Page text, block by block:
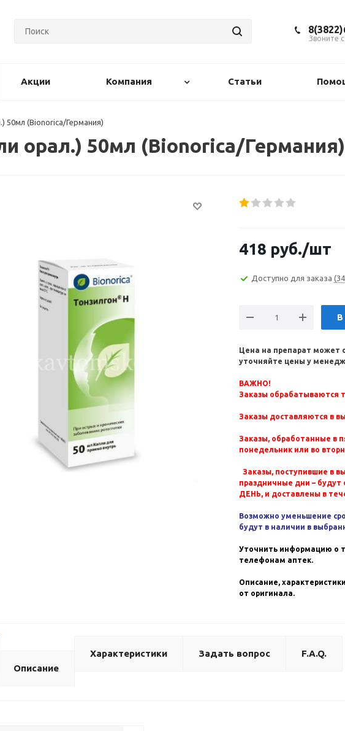
Звоните
Акции Компания Статьи
50мл (Bionorica/Германия)
орал.) 50мл (Bionorica/Германия)
418 руб./шт
Доступно для заказа
В
Цена на препарат может
уточняйте цены у
ВАЖНО!
Заказы обрабатываются
Заказы доставляются в
Заказы, обработанные в
понедельник или во
Заказы, поступившие в
праздничные дни –
ДЕНЬ, и доставлены в
Возможно уменьшение
будут в наличии в
Уточнить информацию о
телефонам аптек.
Описание,
от оригинала.
Описание
Характеристики Задать вопрос F.A.Q.